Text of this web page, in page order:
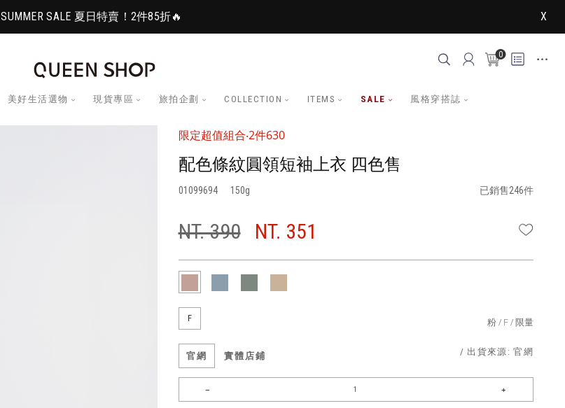
SUMMER SALE 夏日特賣！2件85折🔥 X
0
美好生活選物 現貨專區 旅拍企劃 COLLECTION ITEMS SALE 風格穿搭誌
限定超值組合‧2件630
配色條紋圓領短袖上衣 四色售
01099694 150 已銷售246件
NT. 390 NT. 351
F 粉 F 限量
官網 實體店鋪 / 出貨來源:官網